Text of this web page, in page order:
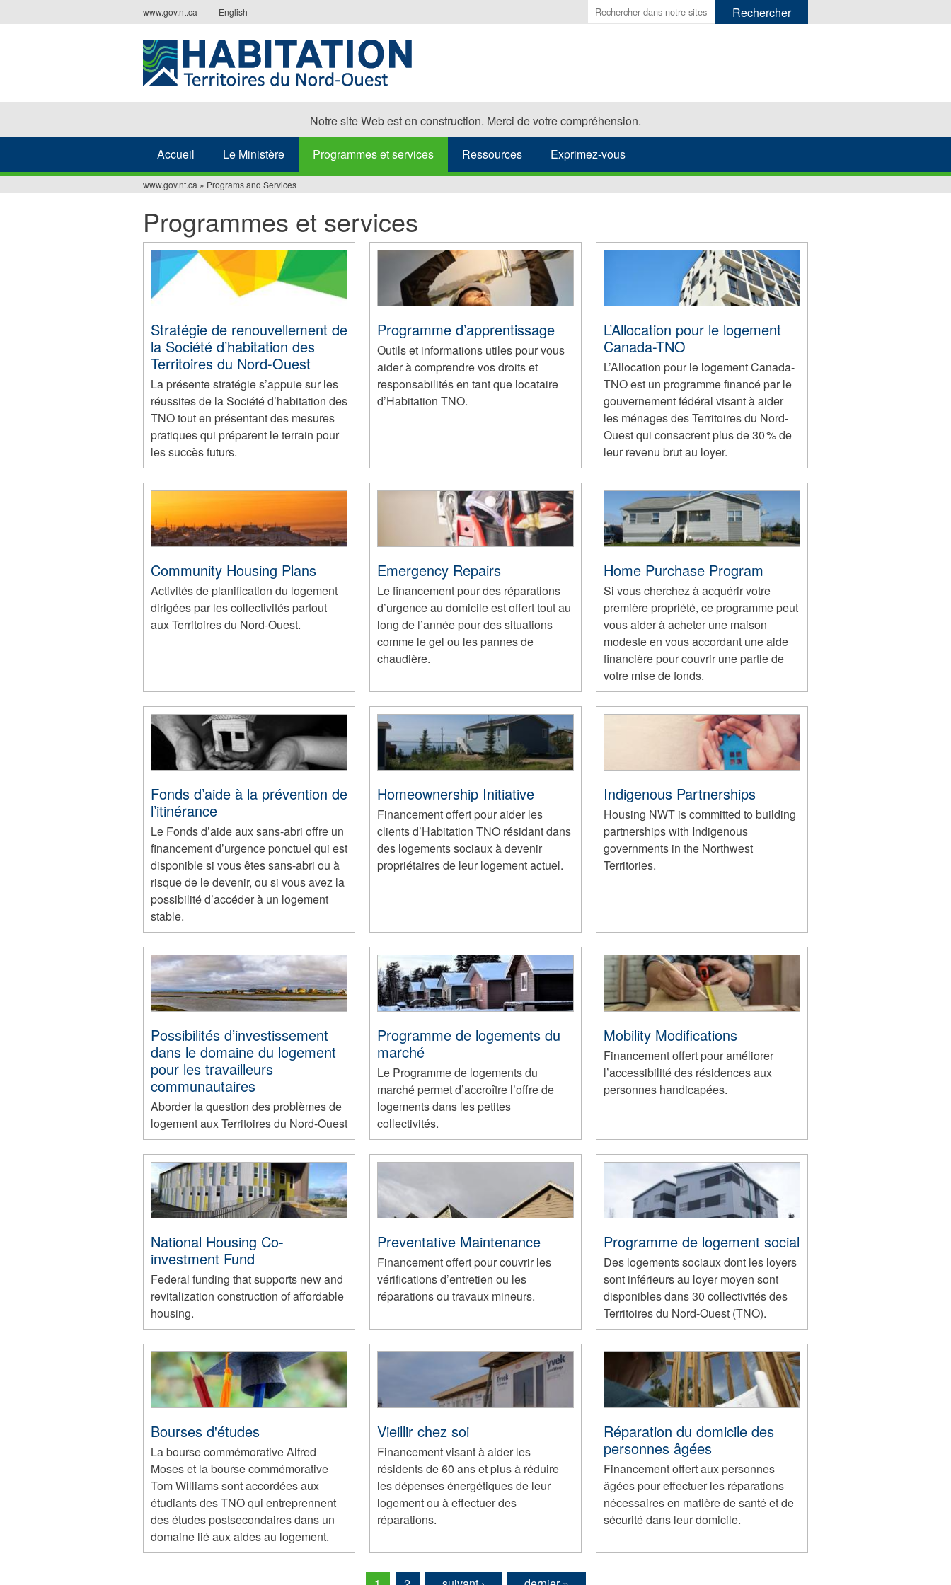
to
www.gov.nt.ca English
Saisir
les
Notre site Web est en construction. Merci de votre compréhension.
Accueil Le Ministère Programmes et services Ressources Exprimez-vous
êtes
ici
www.gov.nt.ca » Programs and Services
Programmes et services
Stratégie de renouvellement de
la Société d’habitation des
Territoires du Nord-Ouest
La présente stratégie s’appuie sur les
réussites de la Société d’habitation des
TNO tout en présentant des mesures
pratiques qui préparent le terrain pour
les succès futurs.
Programme d’apprentissage
Outils et informations utiles pour vous
aider à comprendre vos droits et
responsabilités en tant que locataire
d’Habitation TNO.
L’Allocation pour le logement
Canada-TNO
L’Allocation pour le logement Canada-
TNO est un programme financé par le
gouvernement fédéral visant à aider
les ménages des Territoires du Nord-
Ouest qui consacrent plus de 30 % de
leur revenu brut au loyer.
Community Housing Plans
Activités de planification du logement
dirigées par les collectivités partout
aux Territoires du Nord-Ouest.
Emergency Repairs
Le financement pour des réparations
d’urgence au domicile est offert tout au
long de l’année pour des situations
comme le gel ou les pannes de
chaudière.
Home Purchase Program
Si vous cherchez à acquérir votre
première propriété, ce programme peut
vous aider à acheter une maison
modeste en vous accordant une aide
financière pour couvrir une partie de
votre mise de fonds.
Fonds d’aide à la prévention de
l’itinérance
Le Fonds d’aide aux sans-abri offre un
financement d’urgence ponctuel qui est
disponible si vous êtes sans-abri ou à
risque de le devenir, ou si vous avez la
possibilité d’accéder à un logement
stable.
Homeownership Initiative
Financement offert pour aider les
clients d’Habitation TNO résidant dans
des logements sociaux à devenir
propriétaires de leur logement actuel.
Indigenous Partnerships
Housing NWT is committed to building
partnerships with Indigenous
governments in the Northwest
Territories.
Possibilités d’investissement
dans le domaine du logement
pour les travailleurs
communautaires
Aborder la question des problèmes de
logement aux Territoires du Nord-Ouest
Programme de logements du
marché
Le Programme de logements du
marché permet d’accroître l’offre de
logements dans les petites
collectivités.
Mobility Modifications
Financement offert pour améliorer
l’accessibilité des résidences aux
personnes handicapées.
National Housing Co-
investment Fund
Federal funding that supports new and
revitalization construction of affordable
housing.
Preventative Maintenance
Financement offert pour couvrir les
vérifications d’entretien ou les
réparations ou travaux mineurs.
Programme de logement social
Des logements sociaux dont les loyers
sont inférieurs au loyer moyen sont
disponibles dans 30 collectivités des
Territoires du Nord-Ouest (TNO).
Bourses d'études
La bourse commémorative Alfred
Moses et la bourse commémorative
Tom Williams sont accordées aux
étudiants des TNO qui entreprennent
des études postsecondaires dans un
domaine lié aux aides au logement.
Vieillir chez soi
Financement visant à aider les
résidents de 60 ans et plus à réduire
les dépenses énergétiques de leur
logement ou à effectuer des
réparations.
Réparation du domicile des
personnes âgées
Financement offert aux personnes
âgées pour effectuer les réparations
nécessaires en matière de santé et de
sécurité dans leur domicile.